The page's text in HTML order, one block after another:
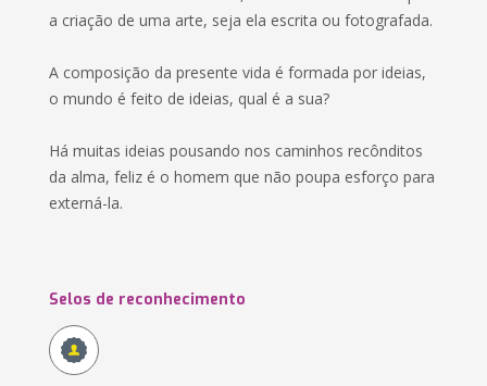
a criação de uma arte, seja ela escrita ou fotografada.
A composição da presente vida é formada por ideias,
o mundo é feito de ideias, qual é a sua?
Há muitas ideias pousando nos caminhos recônditos
da alma, feliz é o homem que não poupa esforço para
externá-la.
Selos de reconhecimento